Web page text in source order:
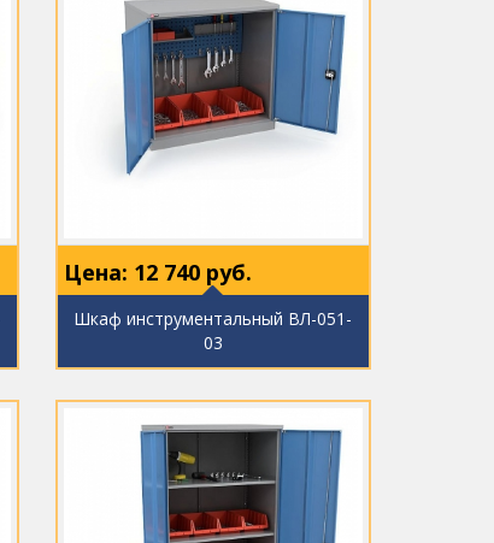
Цена: 12 740 руб.
Шкаф инструментальный ВЛ-051-
03